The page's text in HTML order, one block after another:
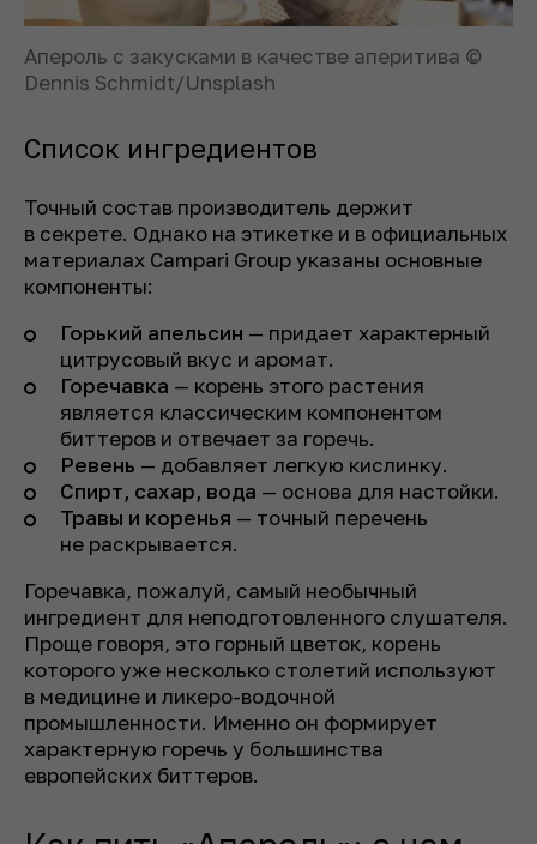
Апероль с закусками в качестве аперитива ©
Dennis Schmidt/Unsplash
Список ингредиентов
Точный состав производитель держит
в секрете. Однако на этикетке и в официальных
материалах Campari Group указаны основные
компоненты:
Горький апельсин — придает характерный
цитрусовый вкус и аромат.
Горечавка — корень этого растения
является классическим компонентом
биттеров и отвечает за горечь.
Ревень — добавляет легкую кислинку.
Спирт, сахар, вода — основа для настойки.
Травы и коренья — точный перечень
не раскрывается.
Горечавка, пожалуй, самый необычный
ингредиент для неподготовленного слушателя.
Проще говоря, это горный цветок, корень
которого уже несколько столетий используют
в медицине и ликеро-водочной
промышленности. Именно он формирует
характерную горечь у большинства
европейских биттеров.